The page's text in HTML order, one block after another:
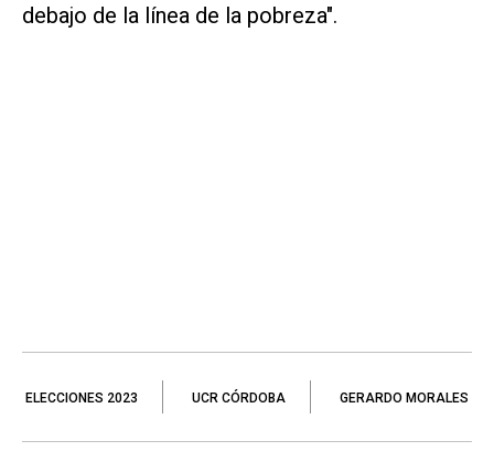
debajo de la línea de la pobreza".
ELECCIONES 2023 UCR CÓRDOBA GERARDO MORALES